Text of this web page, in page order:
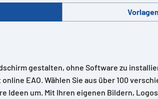
gestalten, ohne Software zu
EAO. Wählen Sie aus über 100
Ideen um. Mit Ihren eigenen Bildern,